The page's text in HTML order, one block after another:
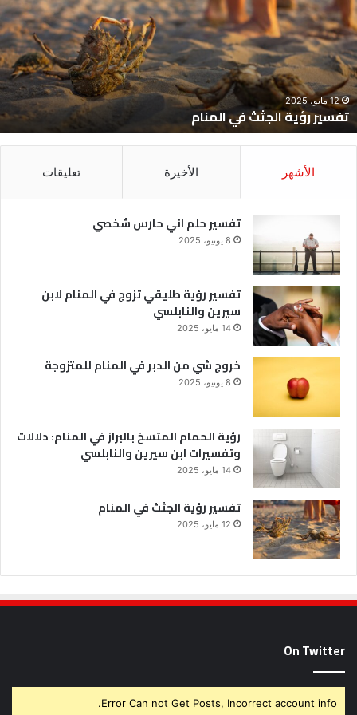
في
المنام
12 مايو، 2025
تفسير رؤية الجثث في المنام
الأشهر الأخيرة تعليقات
تفسير حلم اني حارس شخصي
8 يونيو، 2025
تفسير رؤية طليقي تزوج في المنام لابن
سيرين والنابلسي
14 مايو، 2025
خروج شي من الدبر في المنام للمتزوجة
8 يونيو، 2025
رؤية الحمام المتسخ بالبراز في المنام: دلالات
وتفسيرات ابن سيرين والنابلسي
14 مايو، 2025
تفسير رؤية الجثث في المنام
12 مايو، 2025
On Twitter
Error Can not Get Posts, Incorrect account info.